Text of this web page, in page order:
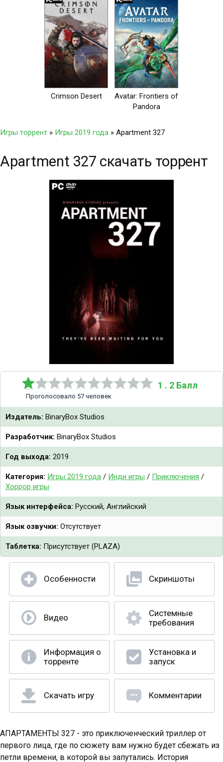
Crimson Desert
Avatar: Frontiers of
Pandora
Игры торрент » Игры 2019 года » Apartment 327
Apartment 327 скачать торрент
1 . 2 Балл
Проголосовало 57 человек
Издатель: BinaryBox Studios
Разработчик: BinaryBox Studios
Год выхода: 2019
Категория: Игры 2019 года / Инди игры / Приключения /
Хоррор игры
Язык интерфейса: Русский, Английский
Язык озвучки: Отсутствует
Таблетка: Присутствует (PLAZA)
Особенности Скриншоты
Видео
Системные
требования
Информация о
торренте
Установка и
запуск
Скачать игру Комментарии
АПАРТАМЕНТЫ 327 - это приключенческий триллер от
первого лица, где по сюжету вам нужно будет сбежать из
петли времени, в которой вы запутались. История